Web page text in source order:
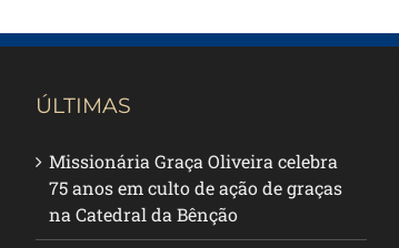
Bênção
ÚLTIMAS
Missionária Graça Oliveira celebra
75 anos em culto de ação de graças
na Catedral da Bênção